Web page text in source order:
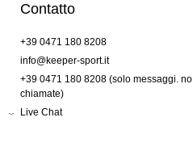
Contatto
+39 0471 180 8208
info@keeper-sport.it
+39 0471 180 8208 (solo messaggi. no
chiamate)
Live Chat